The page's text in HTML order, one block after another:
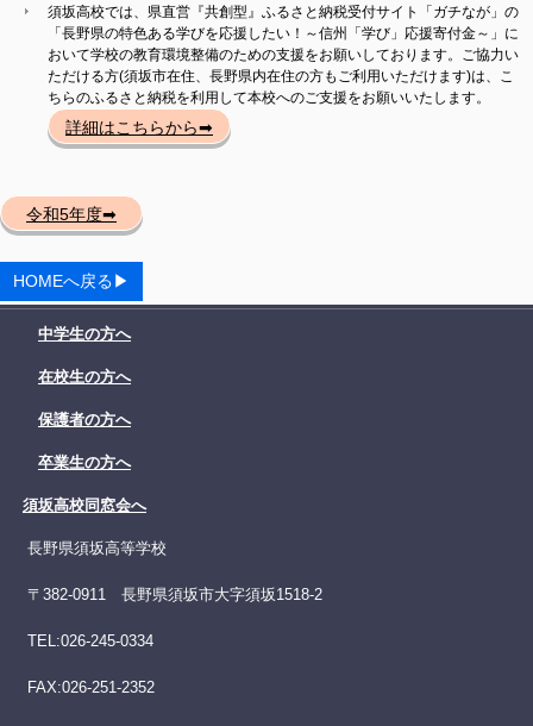
須坂高校では、県直営『共創型』ふるさと納税受付サイト「ガチなが」の
「長野県の特色ある学びを応援したい！～信州「学び」応援寄付金～」に
おいて学校の教育環境整備のための支援をお願いしております。ご協力い
ただける方(須坂市在住、長野県内在住の方もご利用いただけます)は、こ
ちらのふるさと納税を利用して本校へのご支援をお願いいたします。
詳細はこちらから➡
令和5年度➡
HOMEへ戻る▶
中学生の方へ
在校生の方へ
保護者の方へ
卒業生の方へ
須坂高校同窓会へ
長野県須坂高等学校
〒382-0911 長野県須坂市大字須坂1518-2
TEL:026-245-0334
FAX:026-251-2352